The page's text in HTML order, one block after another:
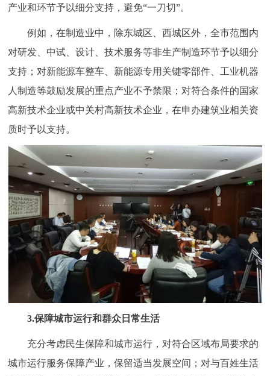
产业和环节予以细分支持，避免“一刀切”。
例如，在制造业中，除东城区、西城区外，全市范围内
对研发、中试、设计、技术服务等非生产制造环节予以细分
支持；对新能源车整车、新能源专用关键零部件、工业机器
人制造等鼓励发展的重点产业不予禁限；对符合条件的国家
高新技术企业或中关村高新技术企业，在申办建筑业相关资
质时予以支持。
3.保障城市运行和群众日常生活
充分考虑民生保障和城市运行，对符合区域布局要求的
城市运行服务保障产业，保留适当发展空间；对与百姓生活